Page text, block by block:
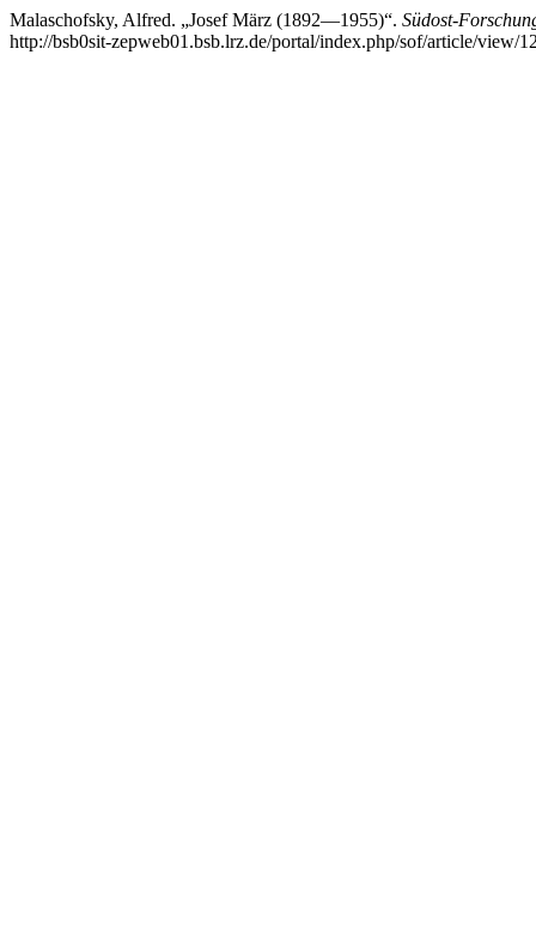
Malaschofsky, Alfred. „Josef März (1892—1955)“. Südost-
http://bsb0sit-zepweb01.bsb.lrz.de/portal/index.php/sof/article/view/